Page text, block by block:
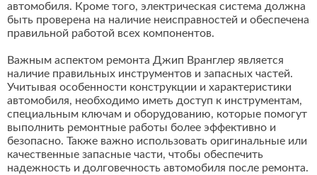
автомобиля. Кроме того, электрическая система должна
быть проверена на наличие неисправностей и обеспечена
правильной работой всех компонентов.
Важным аспектом ремонта Джип Вранглер является
наличие правильных инструментов и запасных частей.
Учитывая особенности конструкции и характеристики
автомобиля, необходимо иметь доступ к инструментам,
специальным ключам и оборудованию, которые помогут
выполнить ремонтные работы более эффективно и
безопасно. Также важно использовать оригинальные или
качественные запасные части, чтобы обеспечить
надежность и долговечность автомобиля после ремонта.